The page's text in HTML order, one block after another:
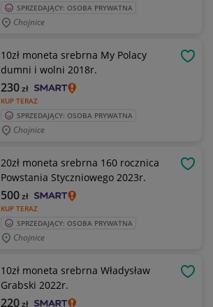
SPRZEDAJĄCY: OSOBA PRYWATNA
Chojnice
10zł moneta srebrna My Polacy
dumni i wolni 2018r.
KUP TERAZ
230zł
SPRZEDAJĄCY: OSOBA PRYWATNA
Chojnice
20zł moneta srebrna 160 rocznica
Powstania Styczniowego 2023r.
KUP TERAZ
500zł
SPRZEDAJĄCY: OSOBA PRYWATNA
Chojnice
10zł moneta srebrna Władysław
Grabski 2022r.
220zł